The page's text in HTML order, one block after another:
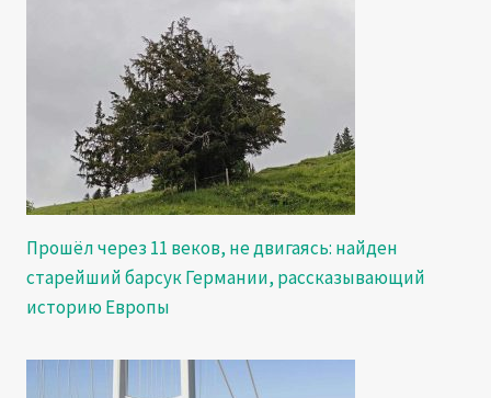
Прошёл через 11 веков, не двигаясь: найден
старейший барсук Германии, рассказывающий
историю Европы